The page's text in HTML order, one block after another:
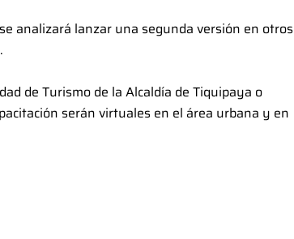
analizará lanzar una segunda versión en otros
de Turismo de la Alcaldía de Tiquipaya o
serán virtuales en el área urbana y en